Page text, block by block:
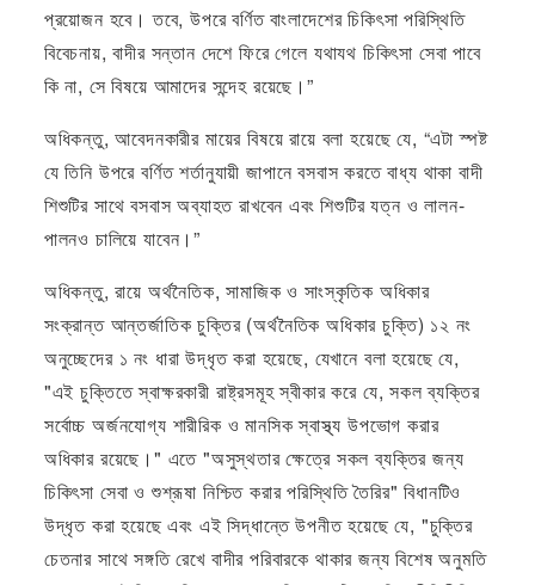
প্রয়োজন হবে। তবে, উপরে বর্ণিত বাংলাদেশের চিকিৎসা পরিস্থিতি
বিবেচনায়, বাদীর সন্তান দেশে ফিরে গেলে যথাযথ চিকিৎসা সেবা পাবে
কি না, সে বিষয়ে আমাদের সন্দেহ রয়েছে।”
অধিকন্তু, আবেদনকারীর মায়ের বিষয়ে রায়ে বলা হয়েছে যে, “এটা স্পষ্ট
যে তিনি উপরে বর্ণিত শর্তানুযায়ী জাপানে বসবাস করতে বাধ্য থাকা বাদী
শিশুটির সাথে বসবাস অব্যাহত রাখবেন এবং শিশুটির যত্ন ও লালন-
পালনও চালিয়ে যাবেন।”
অধিকন্তু, রায়ে অর্থনৈতিক, সামাজিক ও সাংস্কৃতিক অধিকার
সংক্রান্ত আন্তর্জাতিক চুক্তির (অর্থনৈতিক অধিকার চুক্তি) ১২ নং
অনুচ্ছেদের ১ নং ধারা উদ্ধৃত করা হয়েছে, যেখানে বলা হয়েছে যে,
"এই চুক্তিতে স্বাক্ষরকারী রাষ্ট্রসমূহ স্বীকার করে যে, সকল ব্যক্তির
সর্বোচ্চ অর্জনযোগ্য শারীরিক ও মানসিক স্বাস্থ্য উপভোগ করার
অধিকার রয়েছে।" এতে "অসুস্থতার ক্ষেত্রে সকল ব্যক্তির জন্য
চিকিৎসা সেবা ও শুশ্রূষা নিশ্চিত করার পরিস্থিতি তৈরির" বিধানটিও
উদ্ধৃত করা হয়েছে এবং এই সিদ্ধান্তে উপনীত হয়েছে যে, "চুক্তির
চেতনার সাথে সঙ্গতি রেখে বাদীর পরিবারকে থাকার জন্য বিশেষ অনুমতি